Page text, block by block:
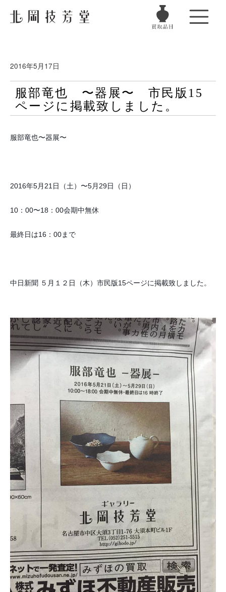
2016年5月17日
服部竜也 〜器展〜 市民版15
ページに掲載致しました。
服部竜也〜器展〜
2016年5月21日（土）〜5月29日（日）
10：00〜18：00会期中無休
最終日は16：00まで
中日新聞 ５月１２日（木）市民版15ページに掲載致しました。